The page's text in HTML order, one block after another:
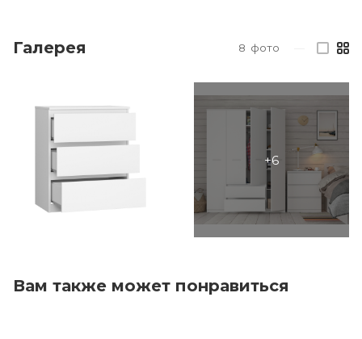
Галерея 8 фото
Вам также может понравиться